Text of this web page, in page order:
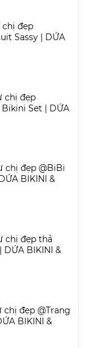
chị đẹp
Sassy | DỨA
chị đẹp
Set | DỨA
chị đẹp @BiBi
BIKINI &
chị đẹp thả
BIKINI &
chị đẹp @Trang
BIKINI &